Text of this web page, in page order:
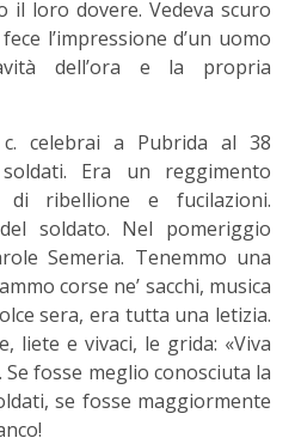
il loro dovere. Vedeva scuro
l’impressione d’un uomo
dell’ora e la propria
celebrai a Pubrida al 38
Era un reggimento
ribellione e fucilazioni.
soldato. Nel pomeriggio
Semeria. Tenemmo una
corse ne’ sacchi, musica
sera, era tutta una letizia.
liete e vivaci, le grida: «Viva
Se fosse meglio conosciuta la
se fosse maggiormente